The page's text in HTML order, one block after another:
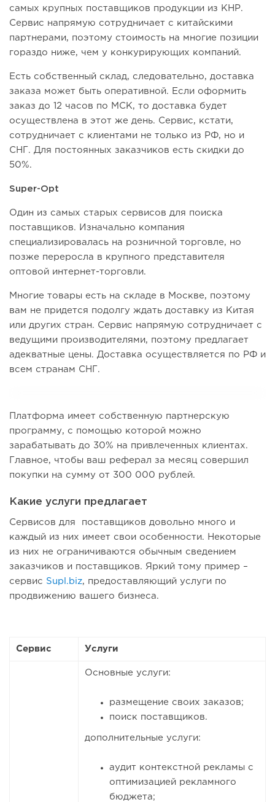
самых крупных поставщиков продукции из КНР.
Сервис напрямую сотрудничает с китайскими
партнерами, поэтому стоимость на многие позиции
гораздо ниже, чем у конкурирующих компаний.
Есть собственный склад, следовательно, доставка
заказа может быть оперативной. Если оформить
заказ до 12 часов по МСК, то доставка будет
осуществлена в этот же день. Сервис, кстати,
сотрудничает с клиентами не только из РФ, но и
СНГ. Для постоянных заказчиков есть скидки до
50%.
Super-Opt
Один из самых старых сервисов для поиска
поставщиков. Изначально компания
специализировалась на розничной торговле, но
позже переросла в крупного представителя
оптовой интернет-торговли.
Многие товары есть на складе в Москве, поэтому
вам не придется подолгу ждать доставку из Китая
или других стран. Сервис напрямую сотрудничает с
ведущими производителями, поэтому предлагает
адекватные цены. Доставка осуществляется по РФ и
всем странам СНГ.
Платформа имеет собственную партнерскую
программу, с помощью которой можно
зарабатывать до 30% на привлеченных клиентах.
Главное, чтобы ваш реферал за месяц совершил
покупки на сумму от 300 000 рублей.
Какие услуги предлагает
Сервисов для поставщиков довольно много и
каждый из них имеет свои особенности. Некоторые
из них не ограничиваются обычным сведением
заказчиков и поставщиков. Яркий тому пример –
сервис Supl.biz, предоставляющий услуги по
продвижению вашего бизнеса.
Сервис Услуги
Основные услуги:
размещение своих заказов;
поиск поставщиков.
дополнительные услуги:
аудит контекстной рекламы с
оптимизацией рекламного
бюджета;